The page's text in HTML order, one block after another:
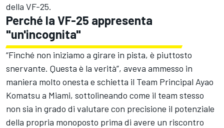
della VF-25.
Perché la VF-25 appresenta
"un'incognita"
“Finché non iniziamo a girare in pista, è piuttosto
snervante. Questa è la verità”, aveva ammesso in
maniera molto onesta e schietta il Team Principal Ayao
Komatsu a Miami, sottolineando come il team stesso
non sia in grado di valutare con precisione il potenziale
della propria monoposto prima di avere un riscontro